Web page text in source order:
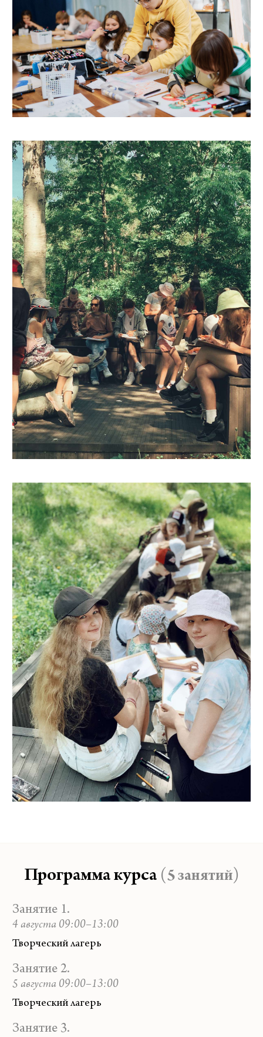
Программа курса (5 занятий)
Занятие 1.
4 августа 09:00–13:00
Творческий лагерь
Занятие 2.
5 августа 09:00–13:00
Творческий лагерь
Занятие 3.